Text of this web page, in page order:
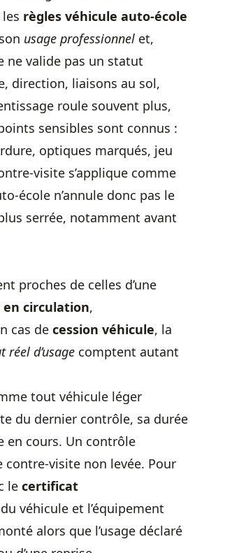
règles véhicule auto-école
usage professionnel et,
ne valide pas un statut
direction, liaisons au sol,
roule souvent plus,
sensibles sont connus :
optiques marqués, jeu
visite s’applique comme
école n’annule donc pas le
serrée, notamment avant
proches de celles d’une
circulation,
cas de cession véhicule, la
réel d’usage comptent autant
tout véhicule léger
du dernier contrôle, sa durée
en cours. Un contrôle
contre-visite non levée. Pour
le certificat
véhicule et l’équipement
alors que l’usage déclaré